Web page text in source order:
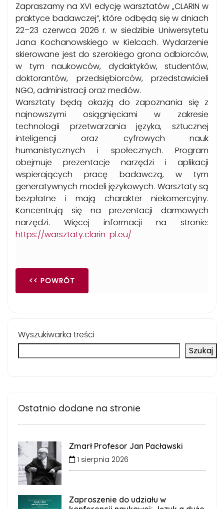
Zapraszamy na XVI edycję warsztatów „CLARIN w
praktyce badawczej”, które odbędą się w dniach
22–23 czerwca 2026 r. w siedzibie Uniwersytetu
Jana Kochanowskiego w Kielcach. Wydarzenie
skierowane jest do szerokiego grona odbiorców,
w tym naukowców, dydaktyków, studentów,
doktorantów, przedsiębiorców, przedstawicieli
NGO, administracji oraz mediów.
Warsztaty będą okazją do zapoznania się z
najnowszymi osiągnięciami w zakresie
technologii przetwarzania języka, sztucznej
inteligencji oraz cyfrowych nauk
humanistycznych i społecznych. Program
obejmuje prezentacje narzędzi i aplikacji
wspierających pracę badawczą, w tym
generatywnych modeli językowych. Warsztaty są
bezpłatne i mają charakter niekomercyjny.
Koncentrują się na prezentacji darmowych
narzędzi. Więcej informacji na stronie:
https://warsztaty.clarin-pl.eu/
<< POWRÓT
Wyszukiwarka treści
Szukaj
Ostatnio dodane na stronie
Zmarł Profesor Jan Pacławski
1 sierpnia 2026
Zaproszenie do udziału w